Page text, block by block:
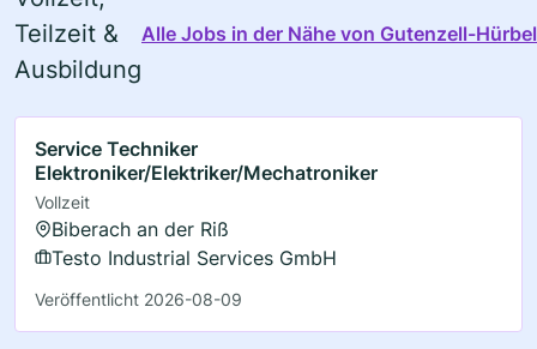
Teilzeit &
Ausbildung
Alle Jobs in der Nähe von Gutenzell-Hürbel
Service Techniker
Elektroniker/Elektriker/Mechatroniker
Vollzeit
Biberach an der Riß
Testo Industrial Services GmbH
Veröffentlicht 2026-08-09